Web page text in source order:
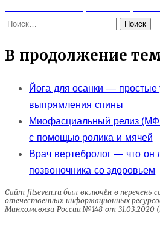
записям
Найти:
В продолжение
Йога для осанки — простые
выпрямления спины
Миофасциальный релиз
с помощью ролика и мячей
Врач вертебролог — что он
позвоночника со здоровьем
Сайт fitseven.ru был включён в перечень
отечественных информационных
Минкомсвязи России №148 от 31.03.2020